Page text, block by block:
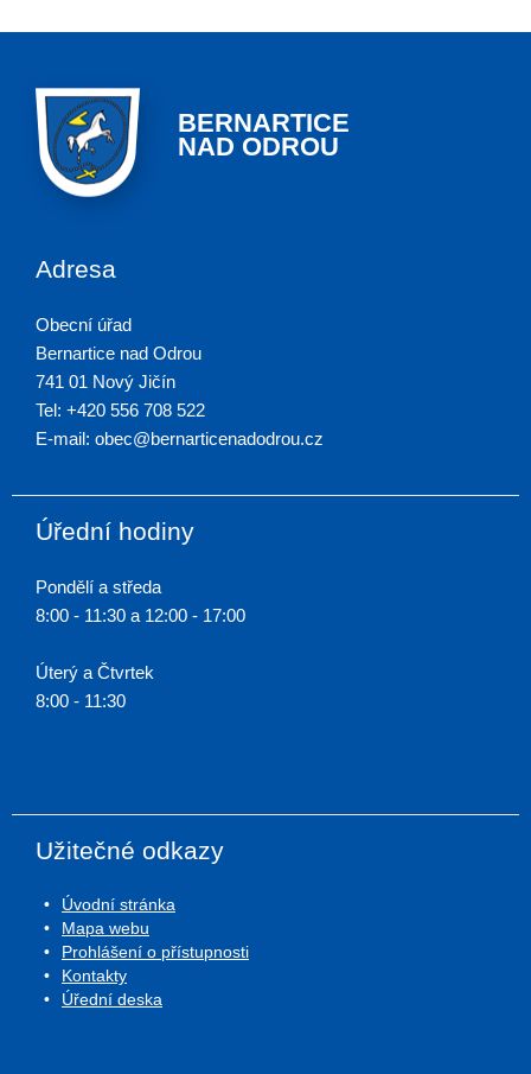
BERNARTICE
NAD ODROU
Adresa
Obecní úřad
Bernartice nad Odrou
741 01 Nový Jičín
Tel: +420 556 708 522
E-mail: obec@bernarticenadodrou.cz
Úřední hodiny
Pondělí a středa
8:00 - 11:30 a 12:00 - 17:00
Úterý a Čtvrtek
8:00 - 11:30
Užitečné odkazy
Úvodní stránka
Mapa webu
Prohlášení o přístupnosti
Kontakty
Úřední deska